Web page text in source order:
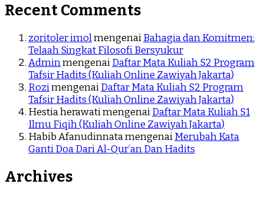
Recent Comments
zoritoler imolmengenaiBahagia dan Komitmen:
Telaah Singkat Filosofi Bersyukur
AdminmengenaiDaftar Mata Kuliah S2 Program
Tafsir Hadits (Kuliah Online Zawiyah Jakarta)
RozimengenaiDaftar Mata Kuliah S2 Program
Tafsir Hadits (Kuliah Online Zawiyah Jakarta)
Hestia herawatimengenaiDaftar Mata Kuliah S1
Ilmu Fiqih (Kuliah Online Zawiyah Jakarta)
Habib AfanudinnatamengenaiMerubah Kata
Ganti Doa Dari Al-Qur’an Dan Hadits
Archives